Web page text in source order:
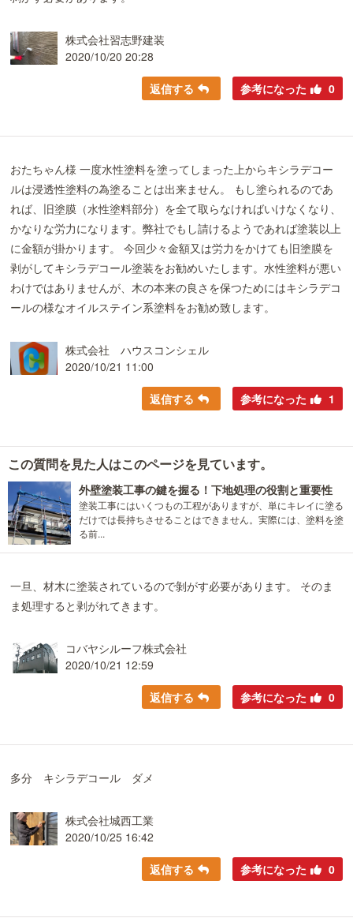
株式会社習志野建装
2020/10/20 20:28
返信する 参考になった 0
おたちゃん様 一度水性塗料を塗ってしまった上からキシラデコー
ルは浸透性塗料の為塗ることは出来ません。 もし塗られるのであ
れば、旧塗膜（水性塗料部分）を全て取らなければいけなくなり、
かなりな労力になります。弊社でもし請けるようであれば塗装以上
に金額が掛かります。 今回少々金額又は労力をかけても旧塗膜を
剥がしてキシラデコール塗装をお勧めいたします。水性塗料が悪い
わけではありませんが、木の本来の良さを保つためにはキシラデコ
ールの様なオイルステイン系塗料をお勧め致します。
株式会社 ハウスコンシェル
2020/10/21 11:00
返信する 参考になった 1
この質問を見た人はこのページを見ています。
外壁塗装工事の鍵を握る！下地処理の役割と重要性
塗装工事にはいくつもの工程がありますが、単にキレイに塗る
だけでは長持ちさせることはできません。実際には、塗料を塗
る前...
一旦、材木に塗装されているので剝がす必要があります。 そのま
ま処理すると剥がれてきます。
コバヤシルーフ株式会社
2020/10/21 12:59
返信する 参考になった 0
多分 キシラデコール ダメ
株式会社城西工業
2020/10/25 16:42
返信する 参考になった 0